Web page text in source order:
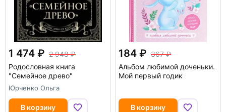
1 474
2 948
Родословная книга
"Семейное древо"
Юрченко Ольга
В корзину
184
367
Альбом любимой доченьки.
Мой первый годик
В корзину